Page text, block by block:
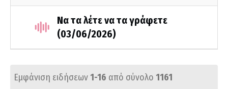
Να τα λέτε να τα γράφετε
(03/06/2026)
Εμφάνιση ειδήσεων1-16 από σύνολο 1161